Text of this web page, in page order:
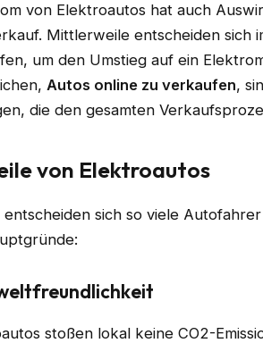
von Elektroautos hat auch
Mittlerweile entscheiden sich
um den Umstieg auf ein
Autos online zu verkaufen,
die den gesamten
von Elektroautos
entscheiden sich so viele
stoßen lokal keine CO2-